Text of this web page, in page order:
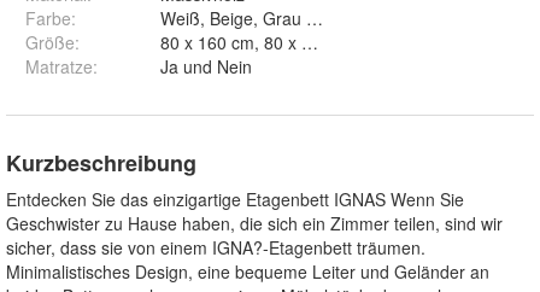
Farbe:
Größe:
Matratze: Ja und Nein
Kurzbeschreibung
Entdecken Sie das einzigartige Etagenbett IGNAS Wenn Sie
Geschwister zu Hause haben, die sich ein Zimmer teilen, sind wir
sicher, dass sie von einem IGNA?-Etagenbett träumen.
Minimalistisches Design, eine bequeme Leiter und Geländer an